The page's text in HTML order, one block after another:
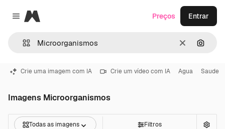
Close menu
Magnific
Limpar
Preços Entrar
Crie uma imagem com IA Crie um vídeo com IA Agua Saude
Imagens Microorganismos
Todas as imagens Filtros